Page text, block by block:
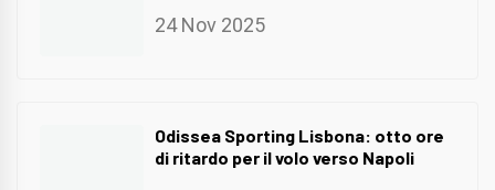
24 Nov 2025
Odissea Sporting Lisbona: otto ore
di ritardo per il volo verso Napoli